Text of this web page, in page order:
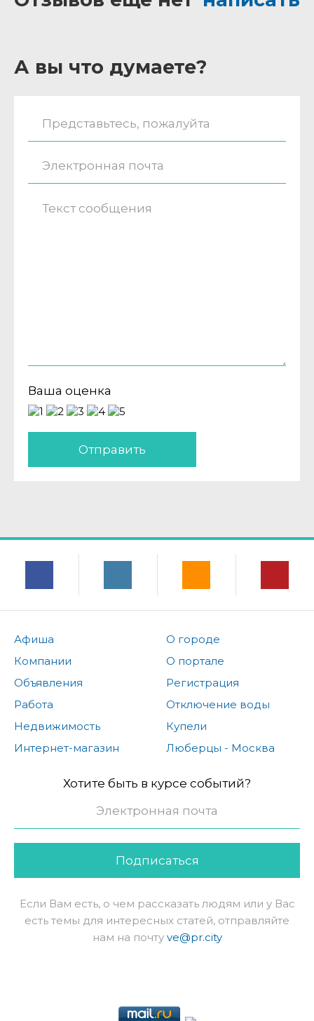
А вы что думаете?
Ваша оценка
Отправить
Афиша
Компании
Объявления
Работа
Недвижимость
Интернет-магазин
О городе
О портале
Регистрация
Отключение воды
Купели
Люберцы - Москва
Хотите быть в курсе событий?
Подписаться
Если Вам есть, о чем рассказать людям или у Вас
есть темы для интересных статей, отправляйте
нам на почту ve@pr.city